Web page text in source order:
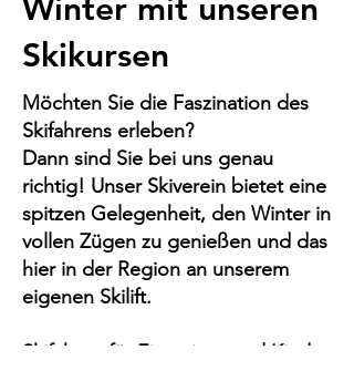
Winter mit unseren
Skikursen
Möchten Sie die Faszination des
Skifahrens erleben?
Dann sind Sie bei uns genau
richtig! Unser Skiverein bietet eine
spitzen Gelegenheit, den Winter in
vollen Zügen zu genießen und das
hier in der Region an unserem
eigenen Skilift.
Skifahren für Einsteiger und Kinder